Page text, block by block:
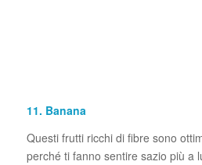
11. Banana
Questi frutti ricchi di fibre sono
perché ti fanno sentire sazio più a